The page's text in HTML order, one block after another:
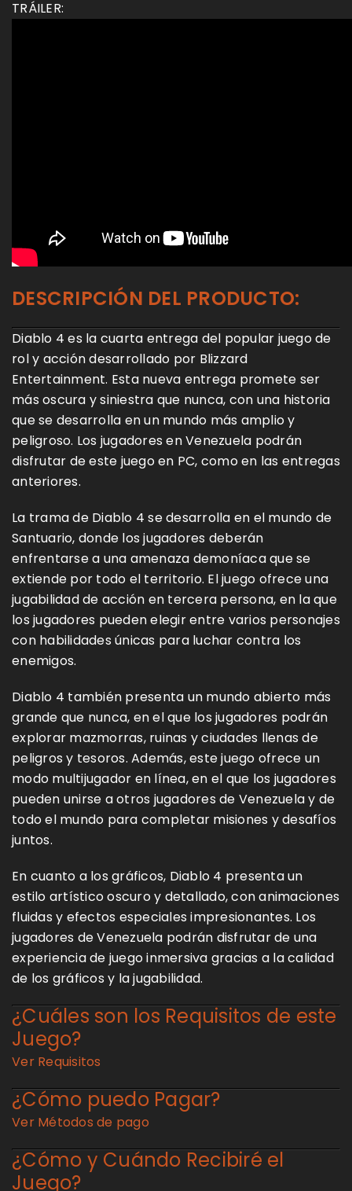
TRÁILER:
DESCRIPCIÓN DEL PRODUCTO:
Diablo 4 es la cuarta entrega del popular juego de
rol y acción desarrollado por Blizzard
Entertainment. Esta nueva entrega promete ser
más oscura y siniestra que nunca, con una historia
que se desarrolla en un mundo más amplio y
peligroso. Los jugadores en Venezuela podrán
disfrutar de este juego en PC, como en las entregas
anteriores.
La trama de Diablo 4 se desarrolla en el mundo de
Santuario, donde los jugadores deberán
enfrentarse a una amenaza demoníaca que se
extiende por todo el territorio. El juego ofrece una
jugabilidad de acción en tercera persona, en la que
los jugadores pueden elegir entre varios personajes
con habilidades únicas para luchar contra los
enemigos.
Diablo 4 también presenta un mundo abierto más
grande que nunca, en el que los jugadores podrán
explorar mazmorras, ruinas y ciudades llenas de
peligros y tesoros. Además, este juego ofrece un
modo multijugador en línea, en el que los jugadores
pueden unirse a otros jugadores de Venezuela y de
todo el mundo para completar misiones y desafíos
juntos.
En cuanto a los gráficos, Diablo 4 presenta un
estilo artístico oscuro y detallado, con animaciones
fluidas y efectos especiales impresionantes. Los
jugadores de Venezuela podrán disfrutar de una
experiencia de juego inmersiva gracias a la calidad
de los gráficos y la jugabilidad.
¿Cuáles son los Requisitos de este
Juego?
Ver Requisitos
¿Cómo puedo Pagar?
Ver Métodos de pago
¿Cómo y Cuándo Recibiré el
Juego?